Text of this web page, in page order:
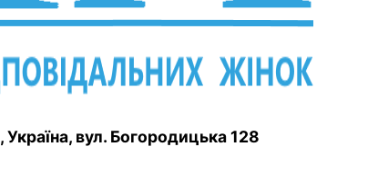
вул. Богородицька 128